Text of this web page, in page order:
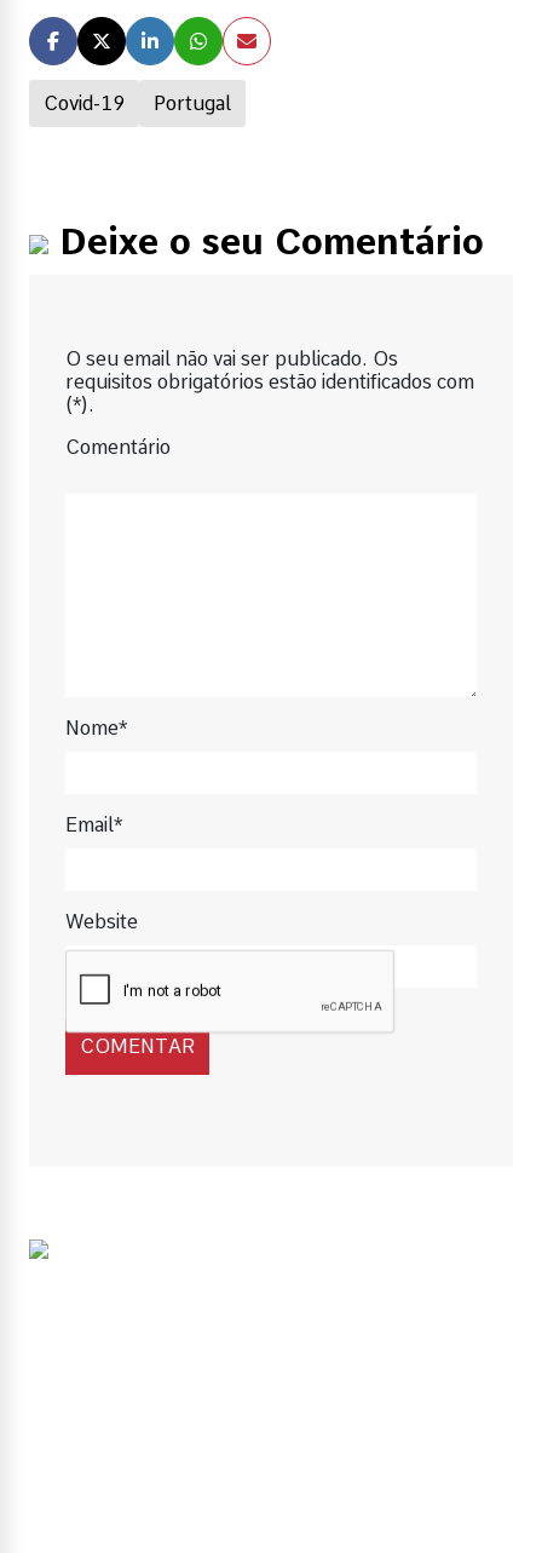
Covid-19 Portugal
Deixe o seu Comentário
O seu email não vai ser publicado. Os
requisitos obrigatórios estão identificados com
(*).
Comentário
Nome*
Email*
Website